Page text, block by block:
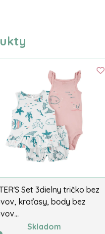
Set 3dielny tričko bez
kraťasy, body bez
Skladom